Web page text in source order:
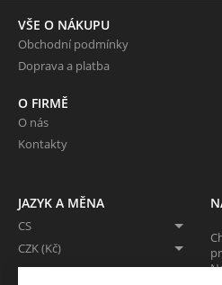
VŠE O NÁKUPU
Obchodní podmínky
Doprava a platba
O FIRMĚ
O nás
Kontakty
JAZYK A MĚNA
CS
CZK (Kč)